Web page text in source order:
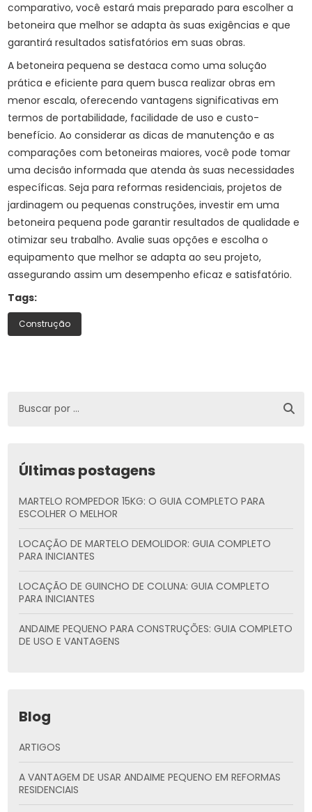
comparativo, você estará mais preparado para escolher a
betoneira que melhor se adapta às suas exigências e que
garantirá resultados satisfatórios em suas obras.
A betoneira pequena se destaca como uma solução
prática e eficiente para quem busca realizar obras em
menor escala, oferecendo vantagens significativas em
termos de portabilidade, facilidade de uso e custo-
benefício. Ao considerar as dicas de manutenção e as
comparações com betoneiras maiores, você pode tomar
uma decisão informada que atenda às suas necessidades
específicas. Seja para reformas residenciais, projetos de
jardinagem ou pequenas construções, investir em uma
betoneira pequena pode garantir resultados de qualidade e
otimizar seu trabalho. Avalie suas opções e escolha o
equipamento que melhor se adapta ao seu projeto,
assegurando assim um desempenho eficaz e satisfatório.
Tags:
Construção
Últimas postagens
MARTELO ROMPEDOR 15KG: O GUIA COMPLETO PARA
ESCOLHER O MELHOR
LOCAÇÃO DE MARTELO DEMOLIDOR: GUIA COMPLETO
PARA INICIANTES
LOCAÇÃO DE GUINCHO DE COLUNA: GUIA COMPLETO
PARA INICIANTES
ANDAIME PEQUENO PARA CONSTRUÇÕES: GUIA COMPLETO
DE USO E VANTAGENS
Blog
ARTIGOS
A VANTAGEM DE USAR ANDAIME PEQUENO EM REFORMAS
RESIDENCIAIS